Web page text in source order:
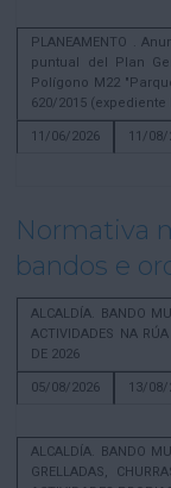
PLANEAMENTO .
puntual del Plan
Polígono M22
620/2015 (expediente
11/06/2026
11/08/
Normativa
bandos e
ALCALDÍA. BANDO
ACTIVIDADES NA
DE 2026
05/08/2026
13/08/
ALCALDÍA. BANDO
GRELLADAS,